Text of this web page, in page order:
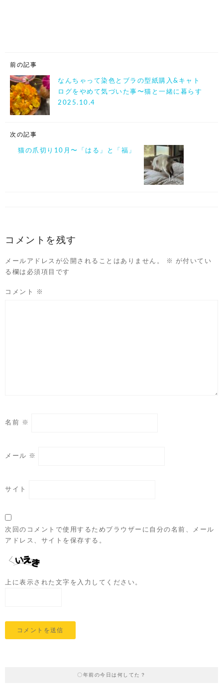
前の記事
なんちゃって染色とブラの型紙購入&キャト
ログをやめて気づいた事〜猫と一緒に暮らす
2025.10.4
次の記事
猫の爪切り10月〜「はる」と「福」
コメントを残す
メールアドレスが公開されることはありません。 ※
が付いてい
る欄は必須項目です
コメント ※
名前 ※
メール ※
サイト
次回のコメントで使用するためブラウザーに自分の名前、メール
アドレス、サイトを保存する。
上に表示された文字を入力してください。
〇年前の今日は何してた？